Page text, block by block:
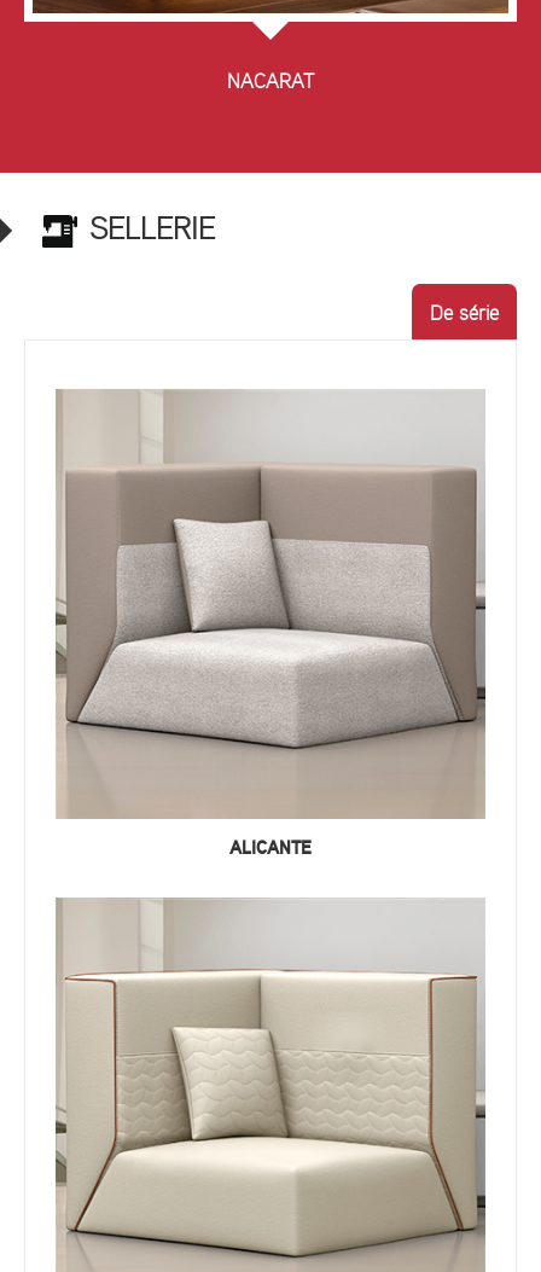
NACARAT
SELLERIE
De série
ALICANTE